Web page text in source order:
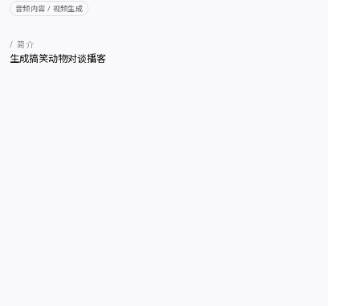
音频内容 / 视频生成
/ 简介
生成搞笑动物对谈播客